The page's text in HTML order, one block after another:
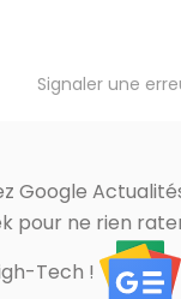
Signaler une
Google
pour ne rien
Tech !